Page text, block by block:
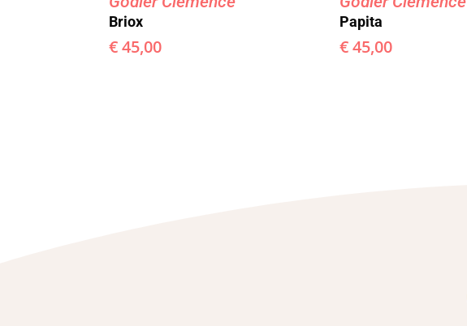
Briox
€45,00
Papita
€45,00